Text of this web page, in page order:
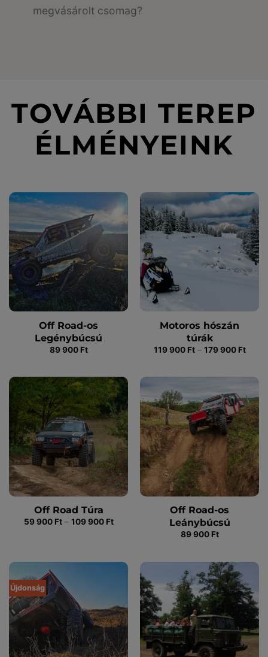
megvásárolt csomag?
TOVÁBBI TEREP
ÉLMÉNYEINK
Off Road-os
Legénybúcsú
89 900 Ft
Motoros hószán
túrák
119 900 Ft – 179 900 Ft
179
Off Road Túra
59 900 Ft – 109 900 FtÁrtartomány:
900 Ft
Off Road-os
Leánybúcsú
89 900 Ft
Újdonság